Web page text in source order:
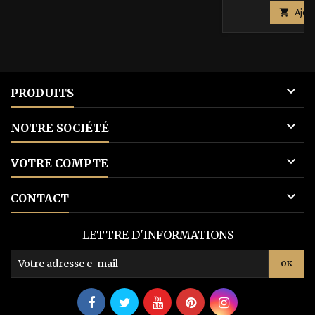

PRODUITS 
NOTRE SOCIÉTÉ 
VOTRE COMPTE 
CONTACT 
LETTRE D'INFORMATIONS